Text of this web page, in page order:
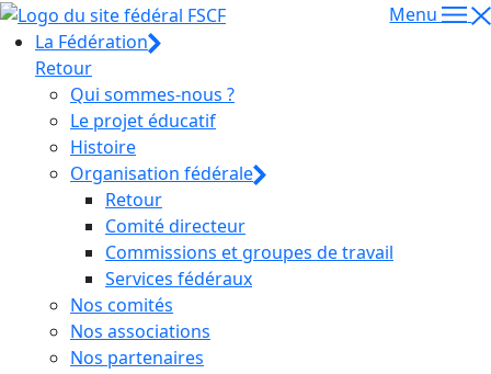
Menu
La Fédération
Retour
Qui sommes-nous ?
Le projet éducatif
Histoire
Organisation fédérale
Retour
Comité directeur
Commissions et groupes de travail
Services fédéraux
Nos comités
Nos associations
Nos partenaires